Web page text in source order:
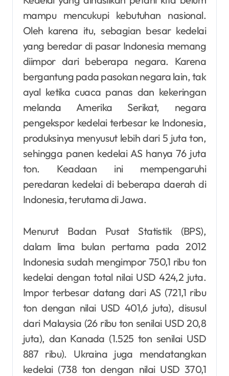
mampu mencukupi kebutuhan nasional.
Oleh karena itu, sebagian besar kedelai
yang beredar di pasar Indonesia memang
diimpor dari beberapa negara. Karena
bergantung pada pasokan negara lain, tak
ayal ketika cuaca panas dan kekeringan
melanda Amerika Serikat, negara
pengekspor kedelai terbesar ke Indonesia,
produksinya menyusut lebih dari 5 juta ton,
sehingga panen kedelai AS hanya 76 juta
ton. Keadaan ini mempengaruhi
peredaran kedelai di beberapa daerah di
Indonesia, terutama di Jawa.
Menurut Badan Pusat Statistik (BPS),
dalam lima bulan pertama pada 2012
Indonesia sudah mengimpor 750,1 ribu ton
kedelai dengan total nilai USD 424,2 juta.
Impor terbesar datang dari AS (721,1 ribu
ton dengan nilai USD 401,6 juta), disusul
dari Malaysia (26 ribu ton senilai USD 20,8
juta), dan Kanada (1.525 ton senilai USD
887 ribu). Ukraina juga mendatangkan
kedelai (738 ton dengan nilai USD 370,1